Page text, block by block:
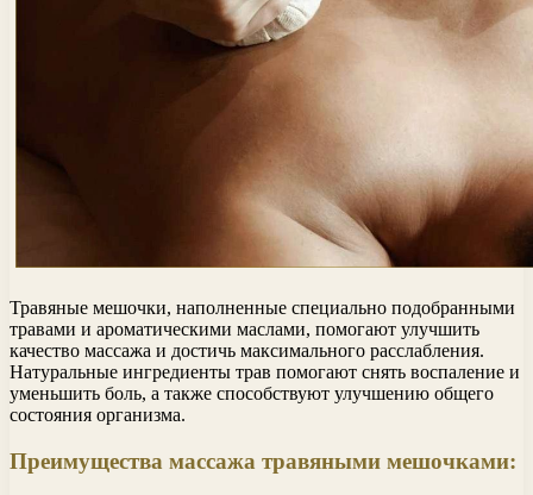
Травяные мешочки, наполненные специально подобранными
травами и ароматическими маслами, помогают улучшить
качество массажа и достичь максимального расслабления.
Натуральные ингредиенты трав помогают снять воспаление и
уменьшить боль, а также способствуют улучшению общего
состояния организма.
Преимущества массажа травяными мешочками: